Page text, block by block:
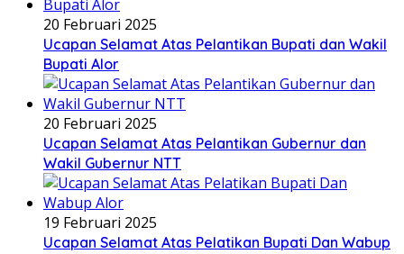
20 Februari 2025
Ucapan Selamat Atas Pelantikan Bupati dan Wakil
Bupati Alor
20 Februari 2025
Ucapan Selamat Atas Pelantikan Gubernur dan
Wakil Gubernur NTT
19 Februari 2025
Ucapan Selamat Atas Pelatikan Bupati Dan Wabup